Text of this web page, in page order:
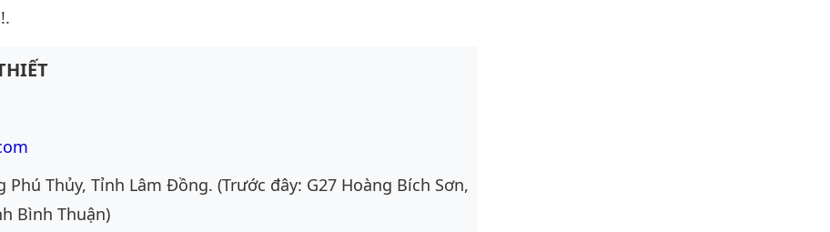
Phú Thủy, Tỉnh Lâm Đồng. (Trước đây: G27 Hoàng Bích Sơn,
Bình Thuận)